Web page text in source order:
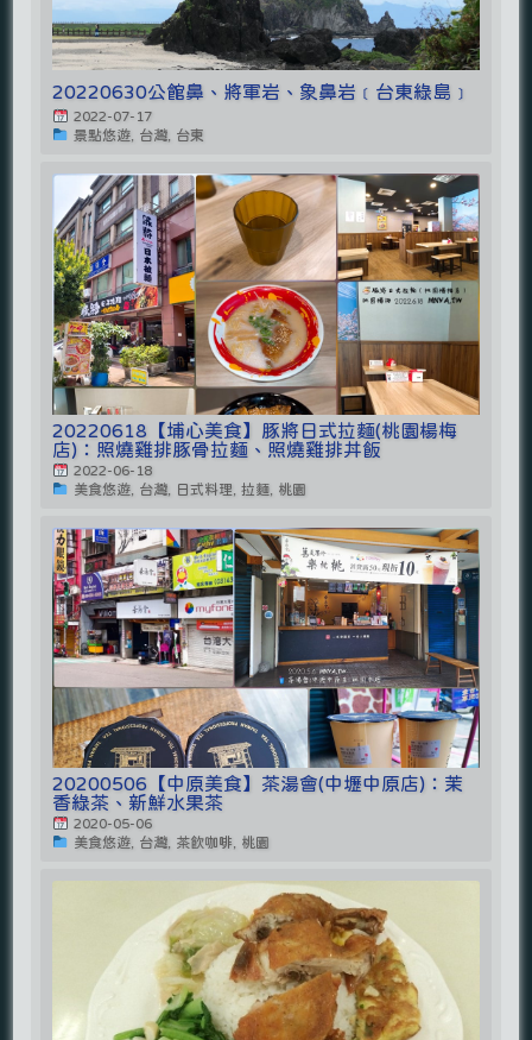
20220630公館鼻、將軍岩、象鼻岩﹝台東綠島﹞
2022-07-17
景點悠遊, 台灣, 台東
20220618【埔心美食】豚將日式拉麵(桃園楊梅
店)：照燒雞排豚骨拉麵、照燒雞排丼飯
2022-06-18
美食悠遊, 台灣, 日式料理, 拉麵, 桃園
20200506【中原美食】茶湯會(中壢中原店)：茉
香綠茶、新鮮水果茶
2020-05-06
美食悠遊, 台灣, 茶飲咖啡, 桃園